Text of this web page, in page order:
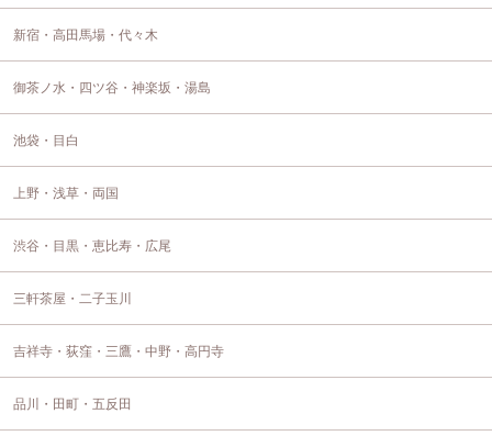
新宿・高田馬場・代々木
御茶ノ水・四ツ谷・神楽坂・湯島
池袋・目白
上野・浅草・両国
渋谷・目黒・恵比寿・広尾
三軒茶屋・二子玉川
吉祥寺・荻窪・三鷹・中野・高円寺
品川・田町・五反田